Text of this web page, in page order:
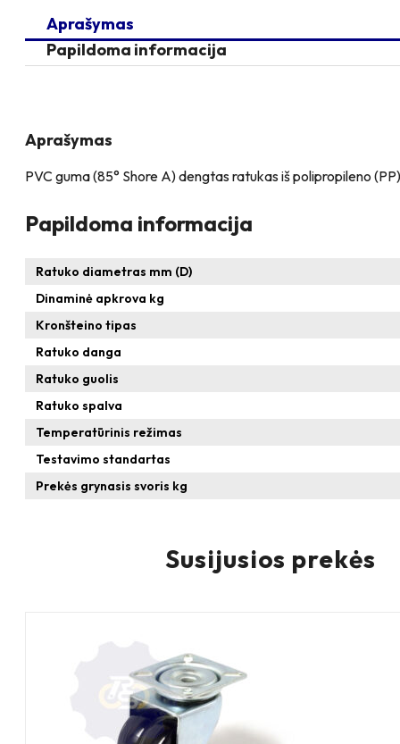
dengtas
ratukas
Aprašymas
Papildoma informacija
Aprašymas
PVC guma (85° Shore A) dengtas ratukas iš polipropileno
Papildoma informacija
Ratuko diametras mm (D)
Dinaminė apkrova kg
Kronšteino tipas
Ratuko danga
Ratuko guolis
Ratuko spalva
Temperatūrinis režimas
Testavimo standartas
Prekės grynasis svoris kg
Susijusios prekės